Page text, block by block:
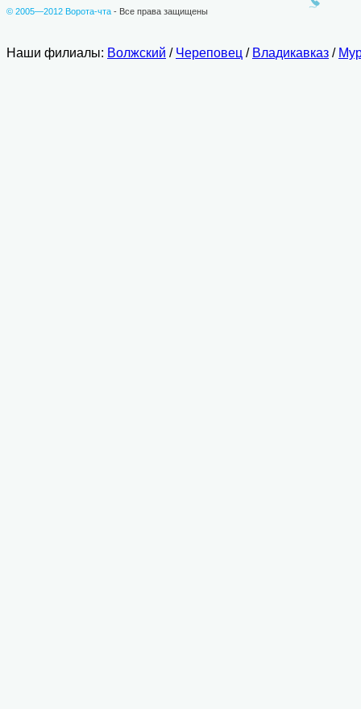
© 2005—2012 Ворота-чта - Все права защищены
Наши филиалы: Волжский / Череповец / Владикавказ /